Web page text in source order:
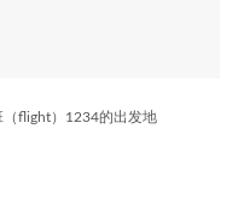
（flight）1234的出发地